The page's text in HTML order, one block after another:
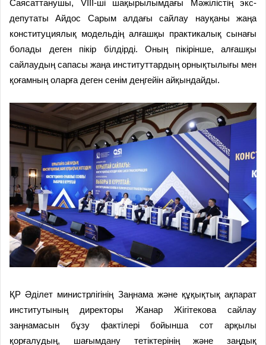
Саясаттанушы, VIII-ші шақырылымдағы Мәжілістің экс-
депутаты Айдос Сарым алдағы сайлау науқаны жаңа
конституциялық модельдің алғашқы практикалық сынағы
болады деген пікір білдірді. Оның пікірінше, алғашқы
сайлаудың сапасы жаңа институттардың орнықтылығы мен
қоғамның оларға деген сенім деңгейін айқындайды.
ҚР Әділет министрлігінің Заңнама және құқықтық ақпарат
институтының директоры Жанар Жігітекова сайлау
заңнамасын бұзу фактілері бойынша сот арқылы
қорғалудың, шағымдану тетіктерінің және заңдық